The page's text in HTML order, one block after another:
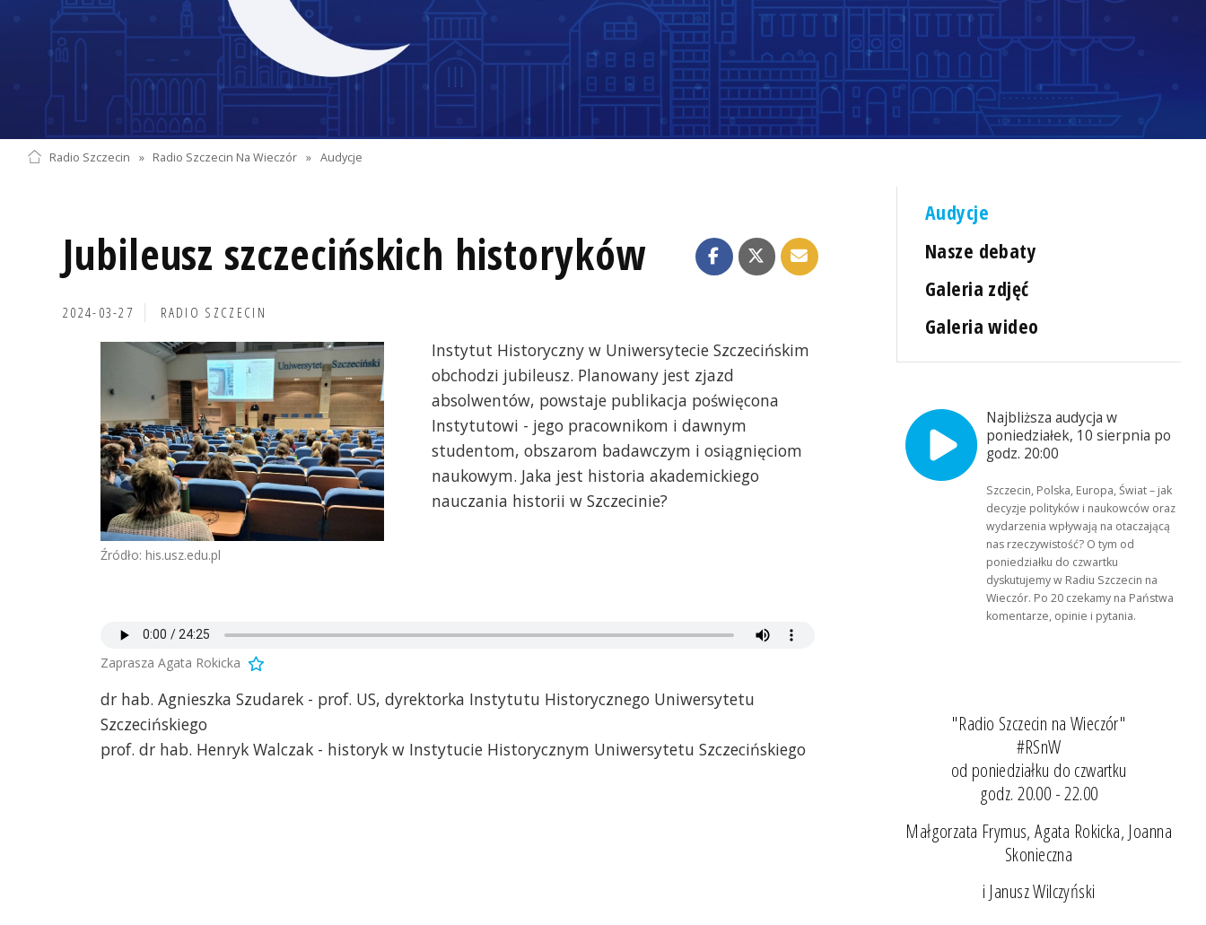
Radio Szczecin » Radio Szczecin Na Wieczór » Audycje
Jubileusz szczecińskich historyków
2024-03-27 RADIO SZCZECIN
Źródło: his.usz.edu.pl
Instytut Historyczny w Uniwersytecie Szczecińskim
obchodzi jubileusz. Planowany jest zjazd
absolwentów, powstaje publikacja poświęcona
Instytutowi - jego pracownikom i dawnym
studentom, obszarom badawczym i osiągnięciom
naukowym. Jaka jest historia akademickiego
nauczania historii w Szczecinie?
Zaprasza Agata Rokicka
dr hab. Agnieszka Szudarek - prof. US, dyrektorka Instytutu Historycznego Uniwersytetu
Szczecińskiego
prof. dr hab. Henryk Walczak - historyk w Instytucie Historycznym Uniwersytetu Szczecińskiego
Audycje
Nasze debaty
Galeria zdjęć
Galeria wideo
Najbliższa audycja w
poniedziałek, 10 sierpnia po
godz. 20:00
Szczecin, Polska, Europa, Świat – jak
decyzje polityków i naukowców oraz
wydarzenia wpływają na otaczającą
nas rzeczywistość? O tym od
poniedziałku do czwartku
dyskutujemy w Radiu Szczecin na
Wieczór. Po 20 czekamy na Państwa
komentarze, opinie i pytania.
"Radio Szczecin na Wieczór"
#RSnW
od poniedziałku do czwartku
godz. 20.00 - 22.00
Małgorzata Frymus, Agata Rokicka, Joanna
Skonieczna
i Janusz Wilczyński